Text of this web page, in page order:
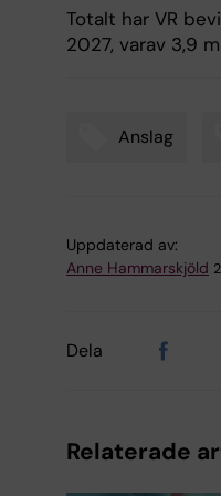
Totalt har VR
2027, varav 3,9
Anslag
Uppdaterad av:
Anne Hammarskjöld
Dela
Relaterade